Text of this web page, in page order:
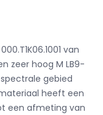
van
zeer hoog M LB9-
gebied
heeft een
een afmeting van